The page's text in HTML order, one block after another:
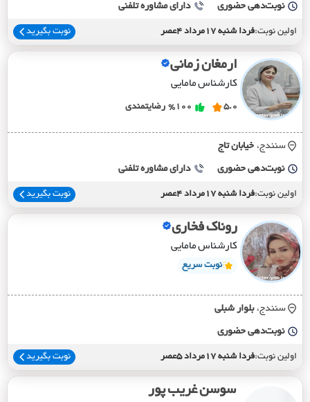
نوبت‌دهی حضوری دارای مشاوره تلفنی
اولین نوبت:فردا شنبه 17مرداد 4عصر نوبت بگیرید
ارمغان زمانی
کارشناس مامایی
5.0
%100 رضایتمندی
سنندج، خيابان تاج
نوبت‌دهی حضوری دارای مشاوره تلفنی
اولین نوبت:فردا شنبه 17مرداد 4عصر نوبت بگیرید
روناک فخاری
کارشناس مامایی
نوبت سریع
سنندج، بلوار شبلي
نوبت‌دهی حضوری
اولین نوبت:فردا شنبه 17مرداد 5عصر نوبت بگیرید
سوسن غریب پور